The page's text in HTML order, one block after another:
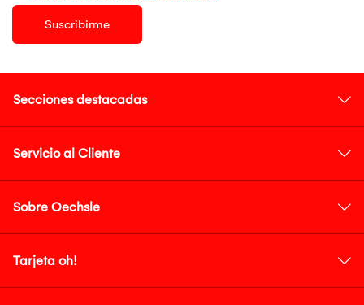
Suscribirme
Secciones destacadas
Servicio al Cliente
Sobre Oechsle
Tarjeta oh!